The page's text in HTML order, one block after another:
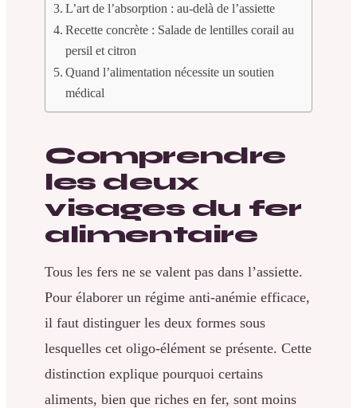
L’art de l’absorption : au-delà de l’assiette
Recette concrète : Salade de lentilles corail au
persil et citron
Quand l’alimentation nécessite un soutien
médical
Comprendre
les deux
visages du fer
alimentaire
Tous les fers ne se valent pas dans l’assiette.
Pour élaborer un régime anti-anémie efficace,
il faut distinguer les deux formes sous
lesquelles cet oligo-élément se présente. Cette
distinction explique pourquoi certains
aliments, bien que riches en fer, sont moins